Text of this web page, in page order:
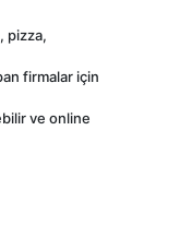
pizza,
firmalar için
ve online